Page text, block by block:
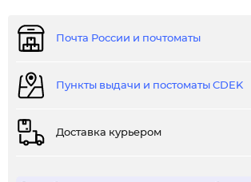
Почта России и почтоматы
Пункты выдачи и постоматы CDEK
Доставка курьером